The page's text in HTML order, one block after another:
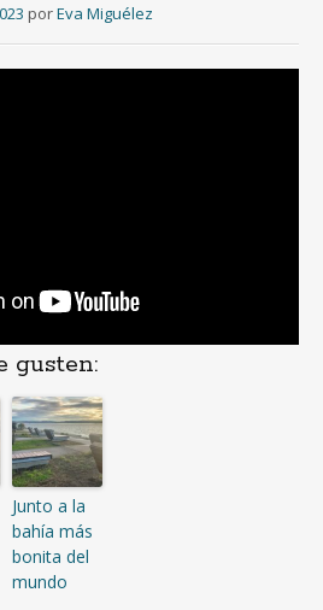
porEva Miguélez
gusten:
Junto a la
bahía más
bonita del
mundo